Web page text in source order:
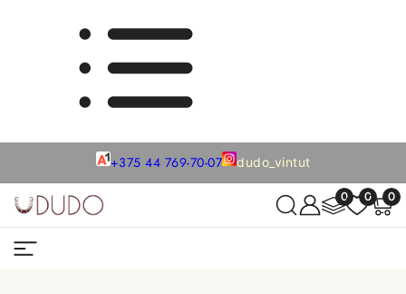
+375 44 769-70-07 dudo_vintut
0 0 0